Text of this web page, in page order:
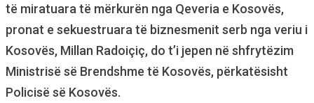
të miratuara të mërkurën nga Qeveria e Kosovës,
pronat e sekuestruara të biznesmenit serb nga veriu i
Kosovës, Millan Radoiçiç, do t’i jepen në shfrytëzim
Ministrisë së Brendshme të Kosovës, përkatësisht
Policisë së Kosovës.